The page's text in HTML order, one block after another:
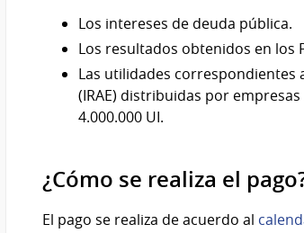
Los intereses de deuda pública.
Los resultados obtenidos en los
Las utilidades correspondientes
(IRAE) distribuidas por
4.000.000 UI.
¿Cómo se realiza el
El pago se realiza de acuerdo al